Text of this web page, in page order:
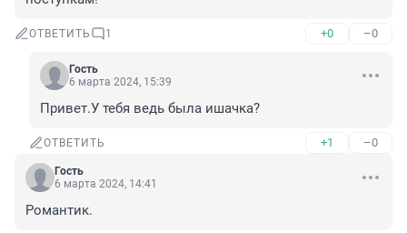
ОТВЕТИТЬ 1 +0 –0
Гость
6 марта 2024, 15:39
Привет.У тебя ведь была ишачка?
ОТВЕТИТЬ +1 –0
Гость
6 марта 2024, 14:41
Романтик.